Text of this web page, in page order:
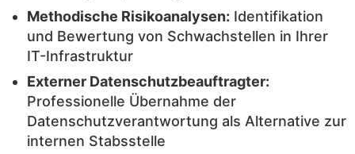
Methodische Risikoanalysen: Identifikation
und Bewertung von Schwachstellen in Ihrer
IT-Infrastruktur
Externer Datenschutzbeauftragter:
Professionelle Übernahme der
Datenschutzverantwortung als Alternative zur
internen Stabsstelle